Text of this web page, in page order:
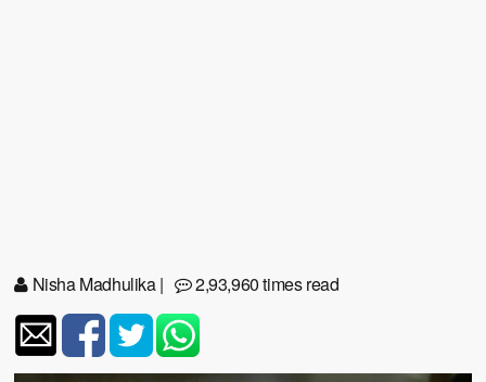
Nisha Madhulika| 2,93,960 times read